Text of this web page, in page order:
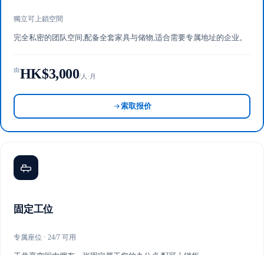
獨立可上鎖空間
完全私密的团队空间,配备全套家具与储物,适合需要专属地址的企业。
由HK$3,000/人·月
索取报价
固定工位
专属座位 · 24/7 可用